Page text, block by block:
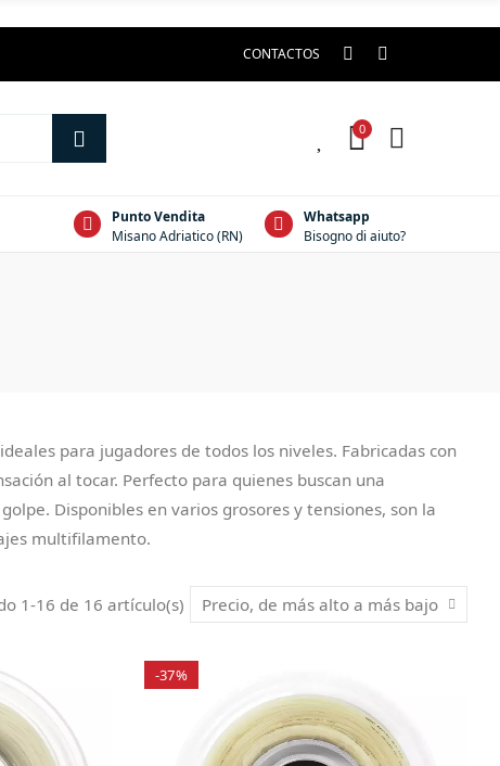
CONTACTOS
0
Punto Vendita
Misano Adriatico (RN)
Whatsapp
Bisogno di aiuto?
para jugadores de todos los niveles. Fabricadas con
al tocar. Perfecto para quienes buscan una
Disponibles en varios grosores y tensiones, son la
multifilamento.
1-16 de 16 artículo(s) Precio, de más alto a más bajo
-37%